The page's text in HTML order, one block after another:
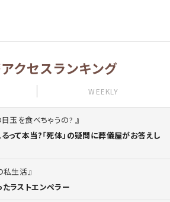
アクセスランキング
WEEKLY
目玉を食べちゃうの?
って本当?「死体」の疑問に葬儀屋がお答えし
私生活
ラストエンペラー